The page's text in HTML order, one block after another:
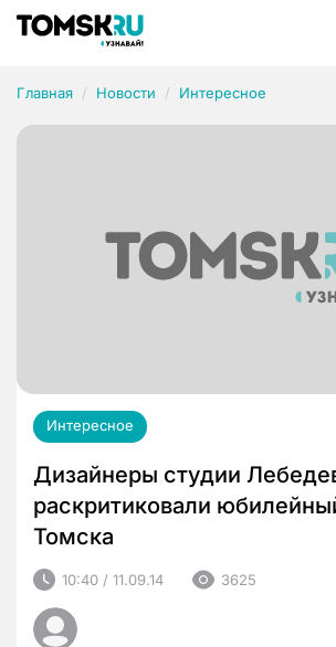
Главная Новости Интересное
Интересное
Дизайнеры студии
раскритиковали
Томска
10:40 / 11.09.14 3625